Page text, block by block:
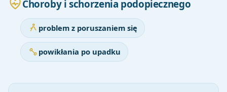
Choroby i schorzenia podopiecznego
problem z poruszaniem się
powikłania po upadku